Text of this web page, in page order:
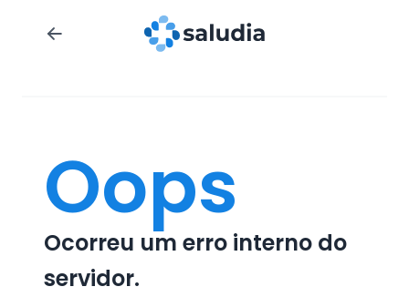
Oops
Ocorreu um erro interno do
servidor.